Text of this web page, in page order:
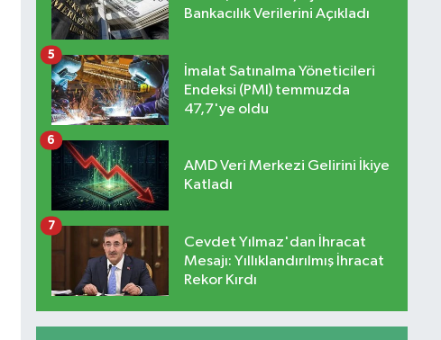
Bankacılık Verilerini Açıkladı
İmalat Satınalma Yöneticileri
Endeksi (PMI) temmuzda
47,7'ye oldu
5
AMD Veri Merkezi Gelirini İkiye
Katladı
6
Cevdet Yılmaz'dan İhracat
Mesajı: Yıllıklandırılmış İhracat
Rekor Kırdı
7